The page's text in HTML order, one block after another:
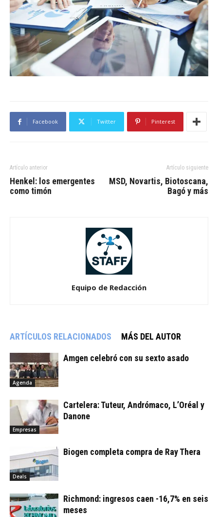
Facebook Twitter Pinterest
Artículo anterior
Henkel: los emergentes
como timón
Artículo siguiente
MSD, Novartis, Biotoscana,
Bagó y más
Equipo de Redacción
ARTÍCULOS RELACIONADOS MÁS DEL AUTOR
Agenda
Amgen celebró con su sexto asado
Empresas
Cartelera: Tuteur, Andrómaco, L’Oréal y
Danone
Deals
Biogen completa compra de Ray Thera
Richmond: ingresos caen -16,7% en seis
meses